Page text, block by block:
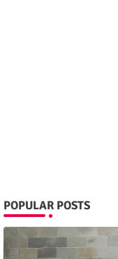
POPULAR POSTS